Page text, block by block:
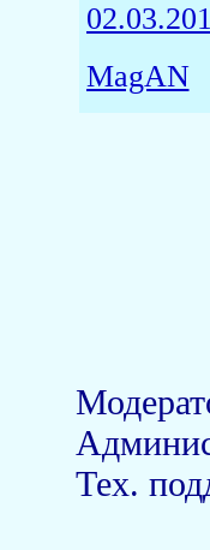
MagAN
Тех.